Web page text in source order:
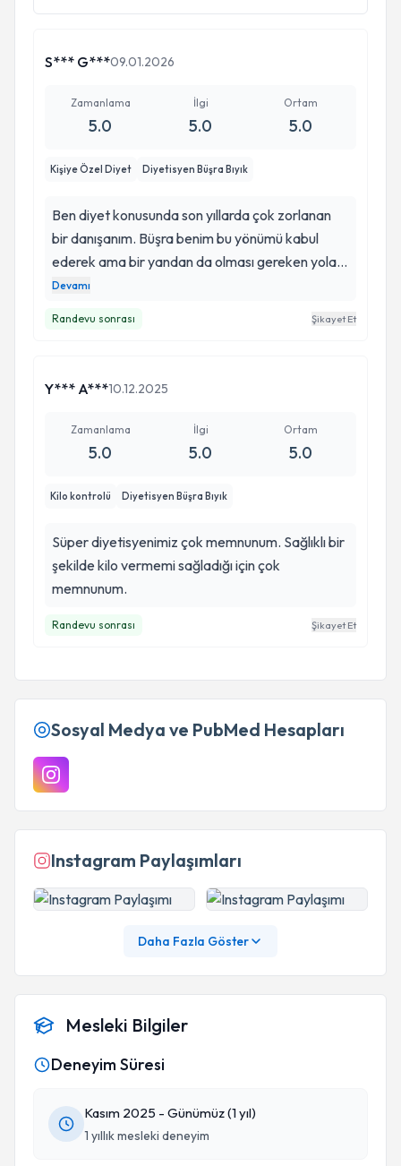
S*** G***09.01.2026
Zamanlama
5.0
İlgi
5.0
Ortam
5.0
Kişiye Özel Diyet Diyetisyen Büşra Bıyık
Ben diyet konusunda son yıllarda çok zorlanan
bir danışanım. Büşra benim bu yönümü kabul
ederek ama bir yandan da olması gereken yola
sokarak törpüledi. Her listede fikir alışverişi
düzenlemesini güzel yapıyor. Ben olumsuz bir
durumla hiçbir zaman karşılaşmadım ve tavsiye
Devamı
Randevu sonrası Şikayet Et
Y*** A***10.12.2025
Zamanlama
5.0
İlgi
5.0
Ortam
5.0
Kilo kontrolü Diyetisyen Büşra Bıyık
Süper diyetisyenimiz çok memnunum. Sağlıklı bir
şekilde kilo vermemi sağladığı için çok
memnunum.
Randevu sonrası Şikayet Et
Sosyal Medya ve PubMed Hesapları
Instagram Paylaşımları
Daha Fazla Göster
Mesleki Bilgiler
Deneyim Süresi
Kasım 2025 - Günümüz (1 yıl)
1 yıllık mesleki deneyim